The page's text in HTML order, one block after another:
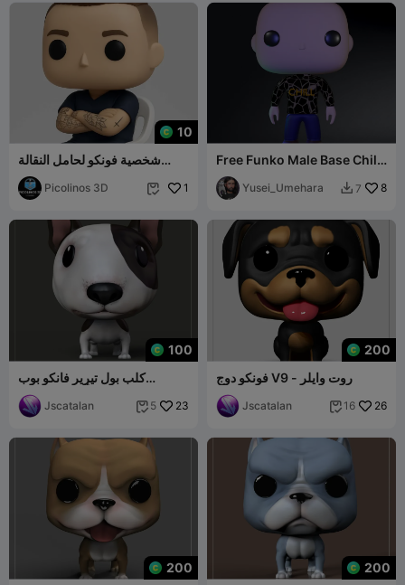
10
شخصية فونكو لحامل النقالة
جالس على كرسي يستريح، تُطبع
بمادة PLA 1.75
Picolinos 3D  1
Free Funko Male Base Chill
Shirt
Yusei_Umehara  7 8
100
كلب بول تيرير فانكو بوب
Jscatalan  5 23
200
فونكو دوج V9 - روت وايلر
Jscatalan  16 26
200
200